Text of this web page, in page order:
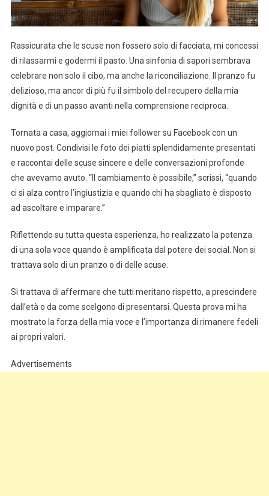
Rassicurata che le scuse non fossero solo di facciata, mi concessi
di rilassarmi e godermi il pasto. Una sinfonia di sapori sembrava
celebrare non solo il cibo, ma anche la riconciliazione. Il pranzo fu
delizioso, ma ancor di più fu il simbolo del recupero della mia
dignità e di un passo avanti nella comprensione reciproca.
Tornata a casa, aggiornai i miei follower su Facebook con un
nuovo post. Condivisi le foto dei piatti splendidamente presentati
e raccontai delle scuse sincere e delle conversazioni profonde
che avevamo avuto. “Il cambiamento è possibile,” scrissi, “quando
ci si alza contro l’ingiustizia e quando chi ha sbagliato è disposto
ad ascoltare e imparare.”
Riflettendo su tutta questa esperienza, ho realizzato la potenza
di una sola voce quando è amplificata dal potere dei social. Non si
trattava solo di un pranzo o di delle scuse.
Si trattava di affermare che tutti meritano rispetto, a prescindere
dall’età o da come scelgono di presentarsi. Questa prova mi ha
mostrato la forza della mia voce e l’importanza di rimanere fedeli
ai propri valori.
Advertisements